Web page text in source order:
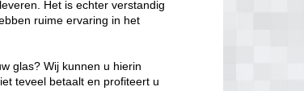
Het is echter verstandig
ruime ervaring in het
glas? Wij kunnen u hierin
teveel betaalt en profiteert u